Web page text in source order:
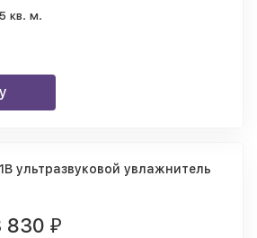
кв. м.
ультразвуковой увлажнитель
830 ₽